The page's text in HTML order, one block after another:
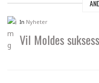
In Nyheter
Vil Moldes